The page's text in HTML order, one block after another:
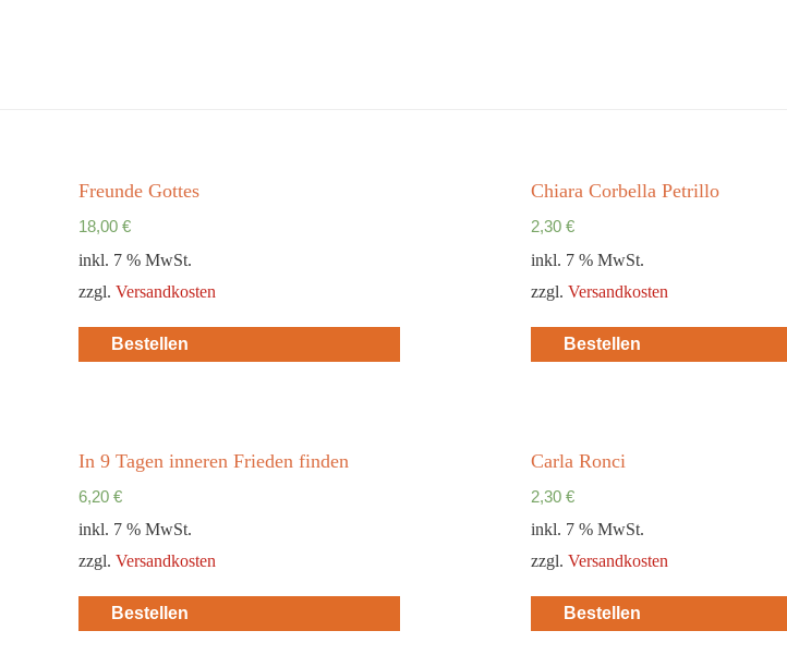
Freunde Gottes
18,00 €
inkl. 7 % MwSt.
zzgl. Versandkosten
Bestellen
Chiara Corbella Petrillo
2,30 €
inkl. 7 % MwSt.
zzgl. Versandkosten
Bestellen
In 9 Tagen inneren Frieden finden
6,20 €
inkl. 7 % MwSt.
zzgl. Versandkosten
Bestellen
Carla Ronci
2,30 €
inkl. 7 % MwSt.
zzgl. Versandkosten
Bestellen